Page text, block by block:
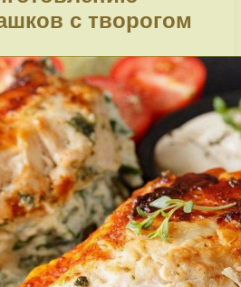
с творогом